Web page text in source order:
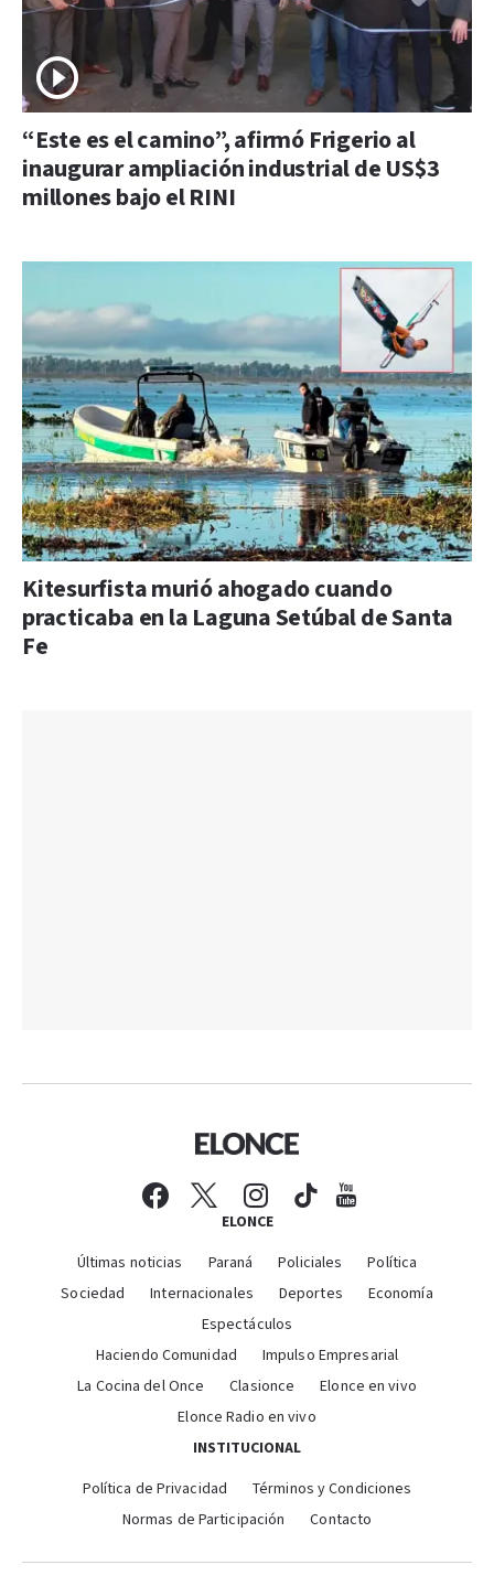
“Este es el camino”, afirmó Frigerio al
inaugurar ampliación industrial de US$3
millones bajo el RINI
Kitesurfista murió ahogado cuando
practicaba en la Laguna Setúbal de Santa
Fe
ELONCE
Últimas noticias Paraná Policiales
Política
Sociedad
Internacionales Deportes
Economía
Espectáculos
Haciendo Comunidad
Impulso Empresarial
La Cocina del Once
Clasionce
Elonce en vivo
Elonce Radio en vivo
INSTITUCIONAL
Política de Privacidad
Términos y Condiciones
Normas de Participación
Contacto